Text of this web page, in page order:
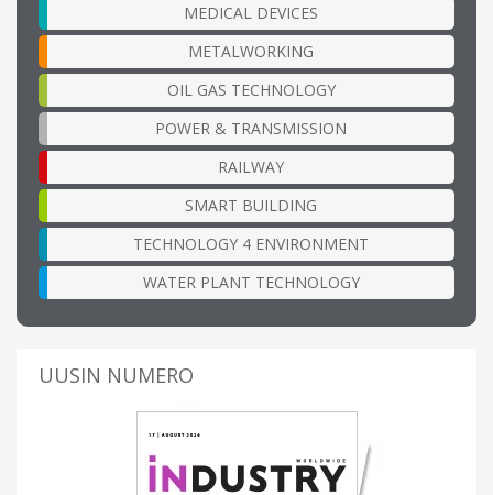
MEDICAL DEVICES
METALWORKING
OIL GAS TECHNOLOGY
POWER & TRANSMISSION
RAILWAY
SMART BUILDING
TECHNOLOGY 4 ENVIRONMENT
WATER PLANT TECHNOLOGY
UUSIN NUMERO